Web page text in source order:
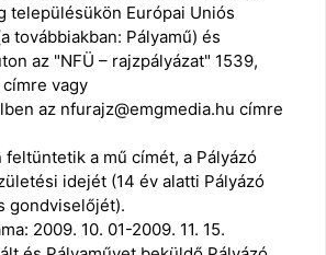
településükön Európai Uniós
továbbiakban: Pályamű) és
az "NFÜ – rajzpályázat" 1539,
címre vagy
az nfurajz@emgmedia.hu címre
feltüntetik a mű címét, a Pályázó
idejét (14 év alatti Pályázó
gondviselőjét).
2009. 10. 01-2009. 11. 15.